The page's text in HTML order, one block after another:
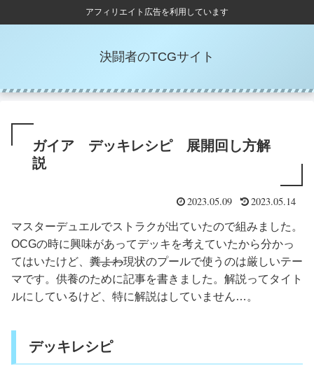
アフィリエイト広告を利用しています
決闘者のTCGサイト
ガイア デッキレシピ 展開回し方解
説
2023.05.09 2023.05.14
マスターデュエルでストラクが出ていたので組みました。
OCGの時に興味があってデッキを考えていたから分かっ
てはいたけど、 糞よわ現状のプールで使うのは厳しいテー
マです。供養のために記事を書きました。解説ってタイト
ルにしているけど、特に解説はしていません…。
デッキレシピ